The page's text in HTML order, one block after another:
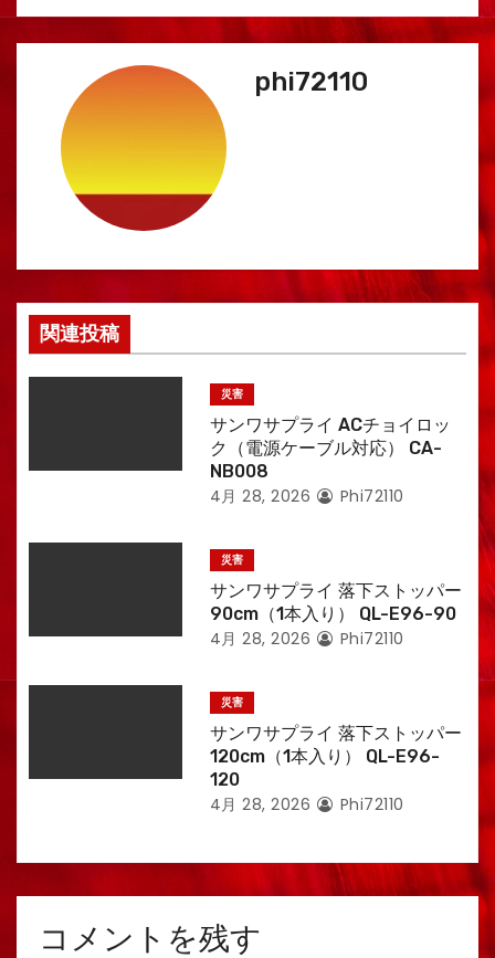
ン
phi72110
関連投稿
災害
サンワサプライ ACチョイロッ
ク（電源ケーブル対応） CA-
NB008
4月 28, 2026 Phi72110
災害
サンワサプライ 落下ストッパー
90cm（1本入り） QL-E96-90
4月 28, 2026 Phi72110
災害
サンワサプライ 落下ストッパー
120cm（1本入り） QL-E96-
120
4月 28, 2026 Phi72110
コメントを残す